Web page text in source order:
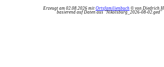
Erzeugt am 02.08.2026 mit Ortsfamilienbuch © von Diedrich
basierend auf Daten aus "Nikolsburg_2026-08-02.ged"